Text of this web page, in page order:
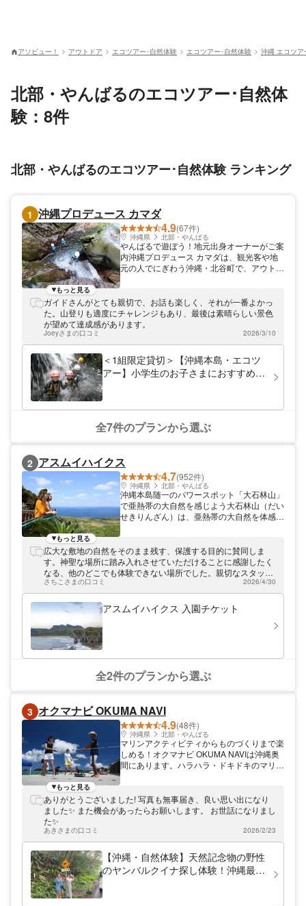
アソビュー！ アウトドア エコツアー･自然体験 エコツアー･自然体験 沖縄 エコツア
北部・やんばるのエコツアー･自然体
験：8件
北部・やんばるのエコツアー･自然体験 ランキング
1 沖縄プロデュース カマダ
4.9(67件)
沖縄県 北部・やんばる
やんばるで遊ぼう！地元出身オーナーがご案
内沖縄プロデュース カマダは、観光客や地
元の人でにぎわう沖縄・北谷町で、アウトド
間と一緒に自然や文化・風習を満喫し、時間
の流れを体で感じ、楽しんでいただきたい」
という想いで、お客さまと接しています。
たくさんの笑顔と一緒に20年！レビューの
クチコミ「1225」たくさんの書き込みあり
がとうございます！ 小さなお子様連れのご
家族、体力に自信のない方、のんびりゆっく
り沖縄の大自然が満喫出来ます！
もっと見る
ガイドさんがとても親切で、お話も楽しく、それが一番よかっ
た。山登りも適度にチャレンジもあり、最後は素晴らしい景色
が望めて達成感があります。
Joeyさまの口コミ 2026/3/10
＜1組限定貸切＞【沖縄本島・エコツ
アー】小学生のお子さまにおすすめ！
ン（写真&動画プレゼント）
全7件のプランから選ぶ
2 アスムイハイクス
4.7(952件)
沖縄県 北部・やんばる
沖縄本島随一のパワースポット「大石林山」
で亜熱帯の大自然を感じよう大石林山（だい
せきりんざん）は、亜熱帯の大自然を体感で
ポットとして、沖縄北部ヤンバルの観光スポ
ットとして広く人気を集めています。東京ド
ーム約11個分という雄大な敷地の中には、
カルスト台地が2億年の歳月をかけてつくり
出した巨石の数々をはじめ、亜熱帯の森、美
しい海を見渡す大パノラマなど、見どころあ
る景色が満載です。散策コースとしては、
「巨石・石林感動コース」「美ら海展望台コ
供から大人まで楽しく歩けるようになってい
ます。特にバリアフリーコースにはゆるやか
なスロープが設置されているため、ご年配の
できます。
もっと見る
広大な敷地の自然をそのまま残す、保護する目的に賛同しま
す。神聖な場所に踏み入れさせていただけることに感謝したく
なる、他のどこでも体験できない場所でした。親切なスタッフ
さんや美味しい水分補給のサービスも含め、遠いけど本当に来
た甲斐がありました。
さちこさまの口コミ 2026/4/30
アスムイハイクス 入園チケット
全2件のプランから選ぶ
3 オクマナビ OKUMA NAVI
4.9(48件)
沖縄県 北部・やんばる
マリンアクティビティからものづくりまで楽
しめる！オクマナビ OKUMA NAVIは沖縄奥
間にあります。ハラハラ・ドキドキのマリン
ます！
もっと見る
ありがとうございました! 写真も無事届き、良い思い出になり
ました✨ また機会があったらお願いします。 お世話になりまし
た✨
あきさまの口コミ 2026/2/23
【沖縄・自然体験】天然記念物の野性
のヤンバルクイナ探し体験！沖縄最北